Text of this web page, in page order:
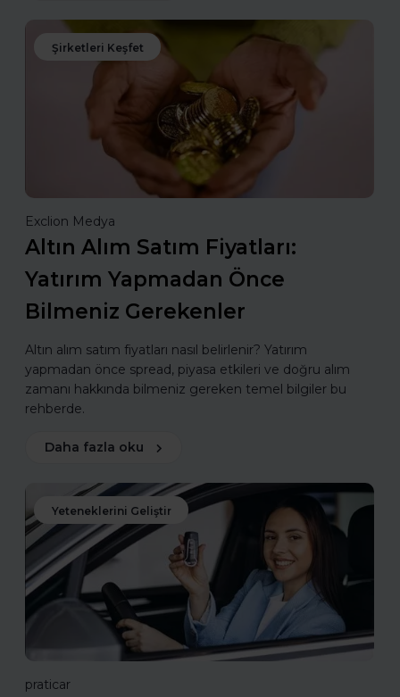
Şirketleri Keşfet
Exclion Medya
Altın Alım Satım Fiyatları:
Yatırım Yapmadan Önce
Bilmeniz Gerekenler
Altın alım satım fiyatları nasıl belirlenir? Yatırım
yapmadan önce spread, piyasa etkileri ve doğru alım
zamanı hakkında bilmeniz gereken temel bilgiler bu
rehberde.
Daha fazla oku
Yeteneklerini Geliştir
praticar